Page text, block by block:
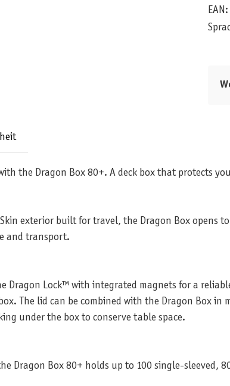
EAN:
the Dragon Box 80+. A deck box that protects
exterior built for travel, the Dragon Box opens
and transport.
Dragon Lock™ with integrated magnets for a
The lid can be combined with the Dragon Box
under the box to conserve table space.
Dragon Box 80+ holds up to 100 single-sleeved,